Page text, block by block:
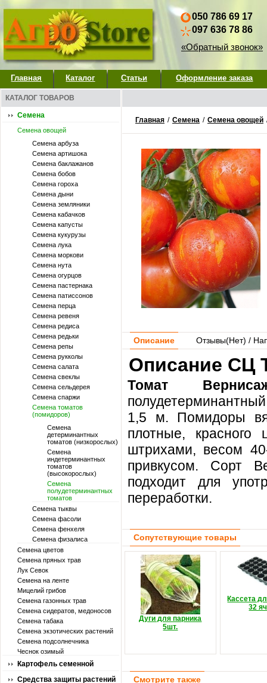
050 786 69 17
097 636 78 86
«Обратный звонок»
Главная Каталог Статьи Оформление заказа
КАТАЛОГ ТОВАРОВ
Семена
Семена овощей
Семена арбуза
Семена артишока
Семена баклажанов
Семена бобов
Семена гороха
Семена дыни
Семена земляники
Семена кабачков
Семена капусты
Семена кукурузы
Семена лука
Семена моркови
Семена нута
Семена огурцов
Семена пастернака
Семена патиссонов
Семена перца
Семена ревеня
Семена редиса
Семена редьки
Семена репы
Семена рукколы
Семена салата
Семена свеклы
Семена сельдерея
Семена спаржи
Семена томатов
(помидоров)
Семена
детерминантных
томатов (низкорослых)
Семена
индетерминантных
томатов
(высокорослых)
Семена
полудетерминантных
томатов
Семена тыквы
Семена фасоли
Семена фенхеля
Семена физалиса
Семена цветов
Семена пряных трав
Лук Севок
Семена на ленте
Мицелий грибов
Семена газонных трав
Семена сидератов, медоносов
Семена табака
Семена экзотических растений
Семена подсолнечника
Чеснок озимый
Картофель семенной
Средства защиты растений
Главная / Семена / Семена овощей
Описание Отзывы(Нет) /
Описание СЦ
Томат
1,5 м. Помидоры
плотные,
штрихами, весом
привкусом. Сорт
подходит для
переработки.
Сопутствующие товары
Дуги для парника
5шт.
Кассета
32
Смотрите также